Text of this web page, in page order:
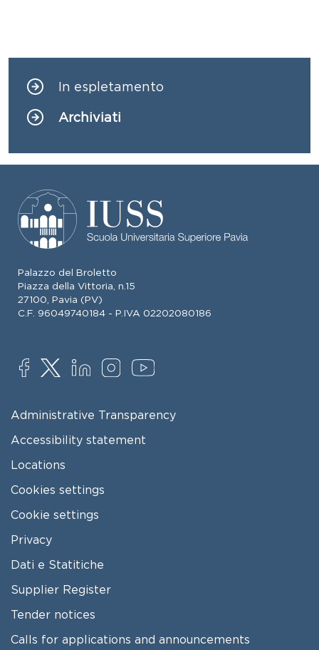
Navigazione principale
In espletamento
Archiviati
Palazzo del Broletto
Piazza della Vittoria, n.15
27100, Pavia (PV)
C.F. 96049740184 - P.IVA 02202080186
SOCIAL
FOOTER MENU
Administrative Transparency
Accessibility statement
Locations
Cookies settings
Cookie settings
Privacy
Dati e Statitiche
FOOTER 2
Supplier Register
Tender notices
Calls for applications and announcements